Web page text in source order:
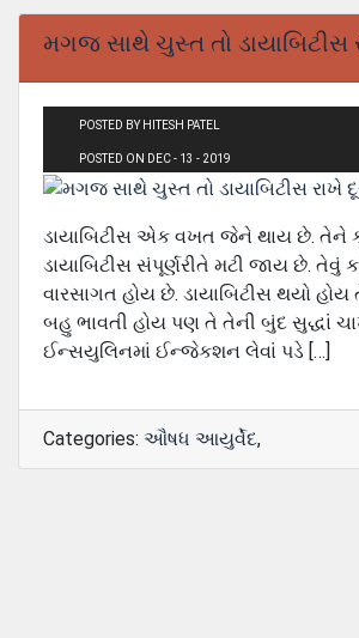
મગજ સાથે ચુસ્ત તો ડાયાબિટીસ
POSTED BY HITESH PATEL
POSTED ON DEC - 13 - 2019
ડાયાબિટીસ એક વખત જેને થાય છે. તેને
ડાયાબિટીસ સંપૂર્ણરીતે મટી જાય છે.
વારસાગત હોય છે. ડાયાબિટીસ થયો
બહુ ભાવતી હોય પણ તે તેની બુંદ સુદ્ધાં
ઈન્સયુલિનમાં ઈન્જેકશન લેવાં પડે […]
Categories: ઔષધ આયુર્વેદ,